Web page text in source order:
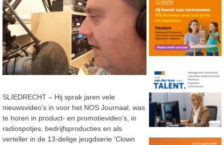
SLIEDRECHT – Hij sprak jaren vele
nieuwsvideo’s in voor het NOS Journaal, was
te horen in product- en promotievideo’s, in
radiospotjes, bedrijfsproducties en als
verteller in de 13-delige jeugdserie ‘Clown